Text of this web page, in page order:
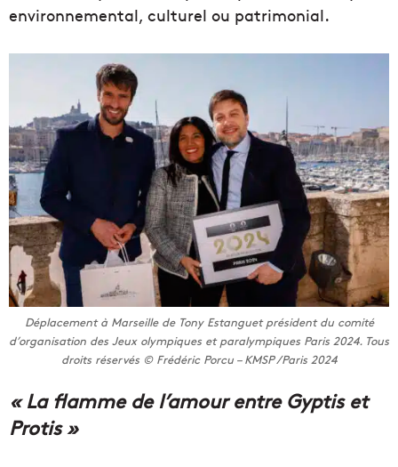
environnemental, culturel ou patrimonial.
Déplacement à Marseille de Tony Estanguet président du comité
d’organisation des Jeux olympiques et paralympiques Paris 2024. Tous
droits réservés © Frédéric Porcu – KMSP /Paris 2024
« La flamme de l’amour entre Gyptis et
Protis »